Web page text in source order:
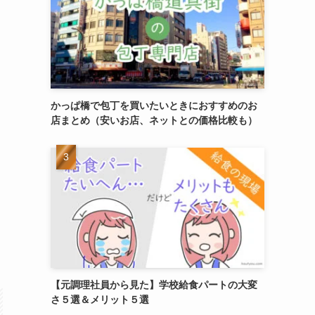
かっぱ橋で包丁を買いたいときにおすすめのお
店まとめ（安いお店、ネットとの価格比較も）
【元調理社員から見た】学校給食パートの大変
さ５選＆メリット５選